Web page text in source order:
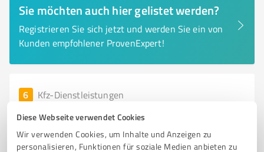
Diese Webseite verwendet Cookies
Wir verwenden Cookies, um Inhalte und Anzeigen zu
personalisieren, Funktionen für soziale Medien anbieten zu
Sie möchten auch hier gelistet werden?
Registrieren Sie sich jetzt und werden Sie ein von
Kunden empfohlener ProvenExpert!
6 Kfz-Dienstleistungen
Roland Strietzel Kfz-Technik
Kfz-Technik und Reparaturservice in Lehrte - Roland
Strietzel Kfz-Technik